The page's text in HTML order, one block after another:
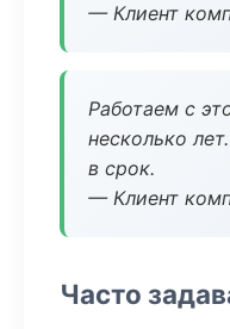
— Клиент
Работаем с
несколько
в срок.
— Клиент
Часто